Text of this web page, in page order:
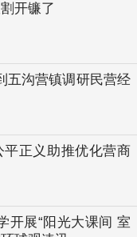
开镰了
五沟营镇调研民营经
正义助推优化营商
开展“阳光大课间 室